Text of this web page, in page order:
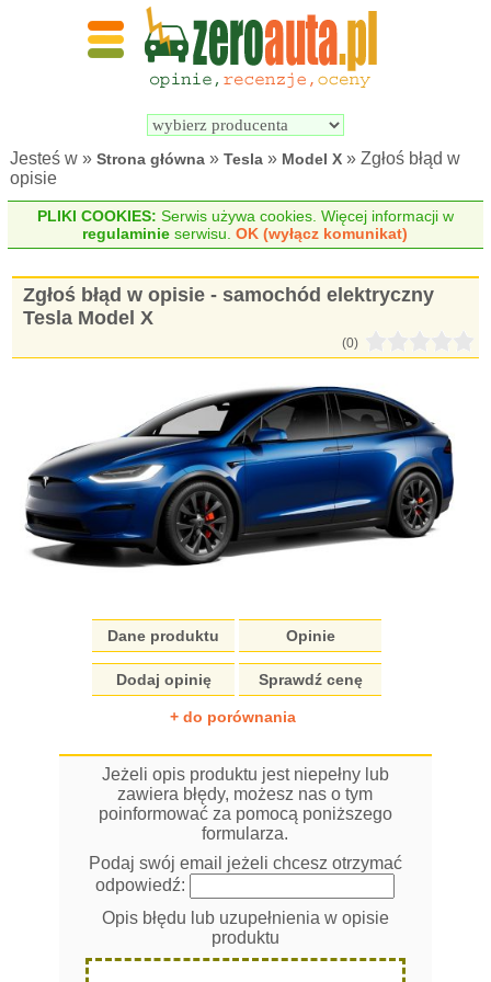
Wyszukiwarka
elektrycznych
Jesteś w »Strona główna »Tesla » Model X » Zgłoś błąd w
opisie
PLIKI COOKIES: Serwis używa cookies. Więcej informacji w
regulaminie serwisu.OK (wyłącz komunikat)
Zgłoś błąd w opisie - samochód elektryczny
Tesla Model X
(0)
Dane produktu Opinie
Dodaj opinię Sprawdź cenę
+ do porównania
Jeżeli opis produktu jest niepełny lub
zawiera błędy, możesz nas o tym
poinformować za pomocą poniższego
formularza.
Podaj swój email jeżeli chcesz otrzymać
odpowiedź:
Opis błędu lub uzupełnienia w opisie
produktu